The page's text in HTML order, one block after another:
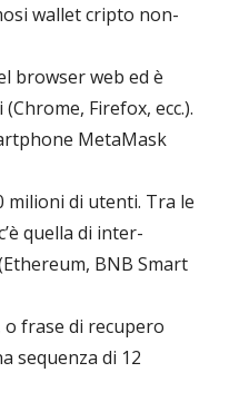
wallet cripto non-
browser web ed è
Firefox, ecc.).
MetaMask
milioni di utenti. Tra le
quella di inter-
BNB Smart
o frase di recupero
sequenza di 12